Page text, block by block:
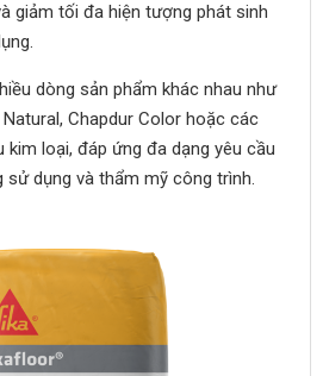
giảm tối đa hiện tượng phát sinh
dòng sản phẩm khác nhau như
Natural, Chapdur Color hoặc các
loại, đáp ứng đa dạng yêu cầu
dụng và thẩm mỹ công trình.